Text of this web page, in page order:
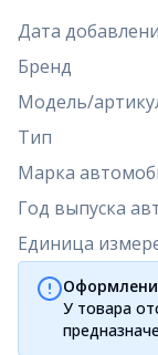
Дата
Бренд
Модель/
Тип
Марка
Год выпуска
Единица
У товара